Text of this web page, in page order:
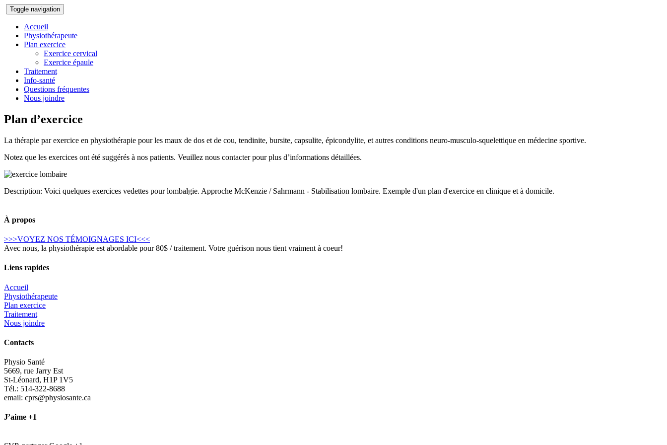
Toggle navigation
Accueil
Physiothérapeute
Plan exercice
Exercice cervical
Exercice épaule
Traitement
Info-santé
Questions fréquentes
Nous joindre
Plan d’exercice
La thérapie par exercice en physiothérapie pour les maux de dos et de cou, tendinite, bursite, capsulite, épicondylite, et autres conditions neuro-musculo-squelettique en médecine sportive.
Notez que les exercices ont été suggérés à nos patients. Veuillez nous contacter pour plus d’informations détaillées.
Description: Voici quelques exercices vedettes pour lombalgie. Approche McKenzie / Sahrmann - Stabilisation lombaire. Exemple d'un plan d'exercice en clinique et à domicile.
À propos
>>>VOYEZ NOS TÉMOIGNAGES ICI<<<
Avec nous, la physiothérapie est abordable pour 80$ / traitement. Votre guérison nous tient vraiment à coeur!
Liens rapides
Accueil
Physiothérapeute
Plan exercice
Traitement
Nous joindre
Contacts
Physio Santé
5669, rue Jarry Est
St-Léonard, H1P 1V5
Tél.: 514-322-8688
email: cprs@physiosante.ca
J’aime +1